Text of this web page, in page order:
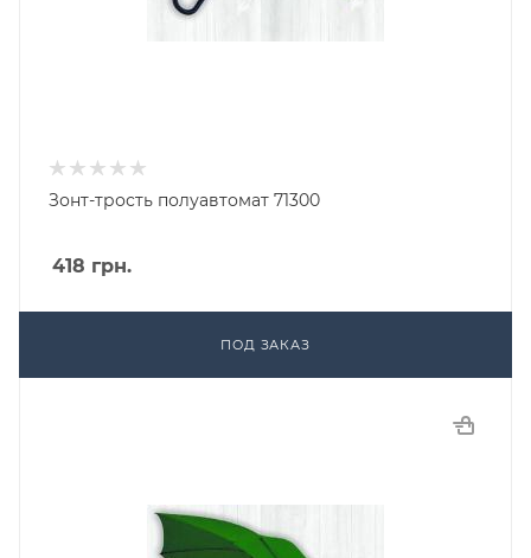
Зонт-трость полуавтомат 71300
418 грн.
ПОД ЗАКАЗ